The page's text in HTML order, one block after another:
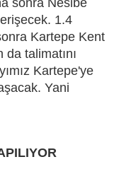
sonra Nesibe
1.4
Kartepe Kent
talimatını
Kartepe'ye
Yani